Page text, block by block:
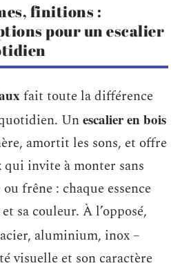
finitions :
pour un escalier
fait toute la différence
Unescalier en bois
amortit les sons, et offre
invite à monter sans
frêne : chaque essence
sa couleur. À l’opposé,
aluminium, inox –
visuelle et son caractère